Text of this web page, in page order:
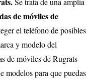
de móviles de
el teléfono de posibles
y modelo del
de móviles de Rugrats
modelos para que puedas